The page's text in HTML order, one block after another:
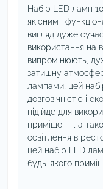
Набір LED ламп
якісним і
вигляд дуже
використання на
випромінюють,
затишну
лампами, цей
довговічністю і
підійде для
приміщенні, а
освітлення в
цей набір LED
будь-якого